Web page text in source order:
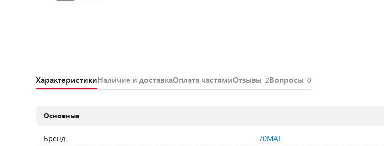
ХарактеристикиНаличие и доставкаОплата частямиОтзывы 2Вопросы 0
Основные
Бренд
70MAI